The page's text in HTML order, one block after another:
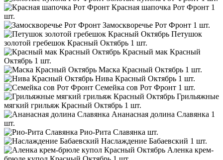
Красная шапочка Рот Фронт 1
шт.
Замоскворечье Рот Фронт 1 шт.
Петушок
золотой гребешок Красный Октябрь 1 шт.
Красный мак Красный
Октябрь 1 шт.
Маска Красный Октябрь 1 шт.
Нива Красный Октябрь 1 шт.
Семейка сов Рот Фронт 1 шт.
Грильяжные
мягкий грильяж Красный Октябрь 1 шт.
Ананасная долина Славянка 1
шт.
Рио-Рита Славянка шт.
Наслаждение Бабаевский 1 шт.
Аленка крем-